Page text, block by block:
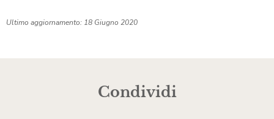
Ultimo aggiornamento: 18 Giugno 2020
Condividi